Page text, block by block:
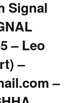
Signal
– Leo
–
–